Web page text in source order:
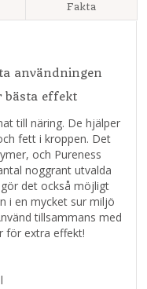
Fakta
användningen
bästa effekt
till näring. De hjälper
fett i kroppen. Det
och Pureness
noggrant utvalda
det också möjligt
i en mycket sur miljö
tillsammans med
för extra effekt!